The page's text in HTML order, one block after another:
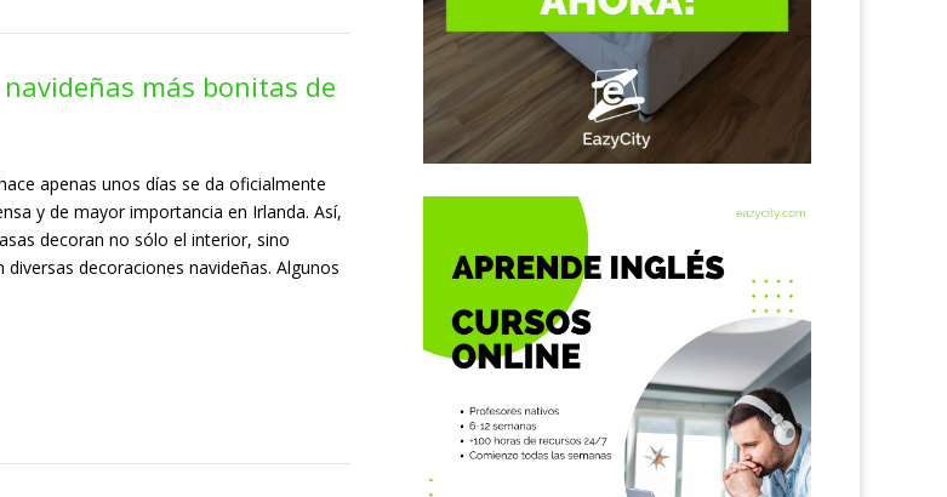
más bonitas de
apenas unos días se da oficialmente
y de mayor importancia en Irlanda. Así,
decoran no sólo el interior, sino
decoraciones navideñas. Algunos